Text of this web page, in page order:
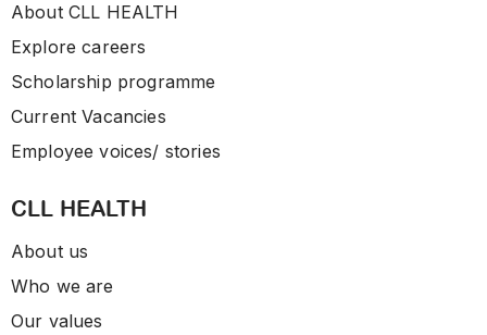
About CLL HEALTH
Explore careers
Scholarship programme
Current Vacancies
Employee voices/ stories
CLL HEALTH
About us
Who we are
Our values